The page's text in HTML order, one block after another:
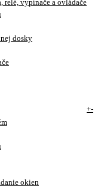
relé, vypínače a ovládače
dosky
+-
okien